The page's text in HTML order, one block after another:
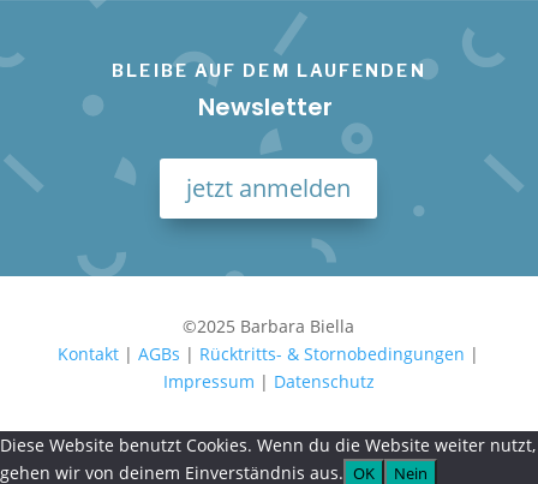
BLEIBE AUF DEM LAUFENDEN
Newsletter
jetzt anmelden
©2025 Barbara Biella
Kontakt |AGBs | Rücktritts- & Stornobedingungen |
Impressum | Datenschutz
Diese Website benutzt Cookies. Wenn du die Website weiter nutzt,
gehen wir von deinem Einverständnis aus. OK Nein